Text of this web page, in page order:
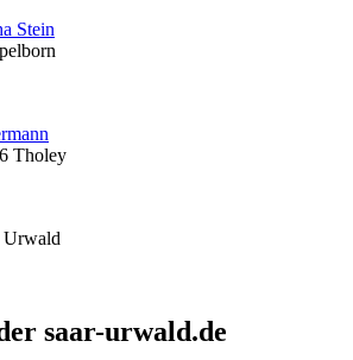
Stein
Tholey
saar-urwald.de